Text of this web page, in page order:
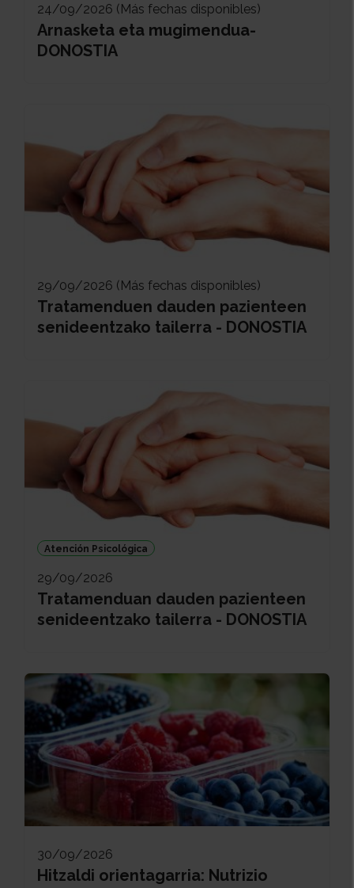
24/09/2026 (Más fechas disponibles)
Arnasketa eta mugimendua-
DONOSTIA
29/09/2026 (Más fechas disponibles)
Tratamenduen dauden pazienteen
senideentzako tailerra - DONOSTIA
Atención Psicológica
29/09/2026
Tratamenduan dauden pazienteen
senideentzako tailerra - DONOSTIA
30/09/2026
Hitzaldi orientagarria: Nutrizio